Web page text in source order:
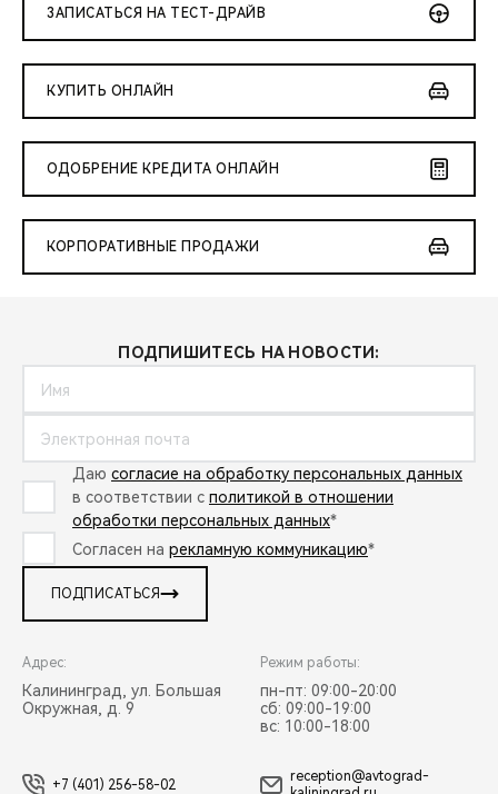
ЗАПИСАТЬСЯ НА ТЕСТ-ДРАЙВ
КУПИТЬ ОНЛАЙН
ОДОБРЕНИЕ КРЕДИТА ОНЛАЙН
КОРПОРАТИВНЫЕ ПРОДАЖИ
ПОДПИШИТЕСЬ НА НОВОСТИ:
Даю согласие на обработку персональных данных
в соответствии с политикой в отношении
обработки персональных данных*
Согласен на рекламную коммуникацию*
ПОДПИСАТЬСЯ
Адрес:
Калининград, ул. Большая
Окружная, д. 9
Режим работы:
пн-пт: 09:00-20:00
сб: 09:00-19:00
вс: 10:00-18:00
+7 (401) 256-58-02
reception@avtograd-